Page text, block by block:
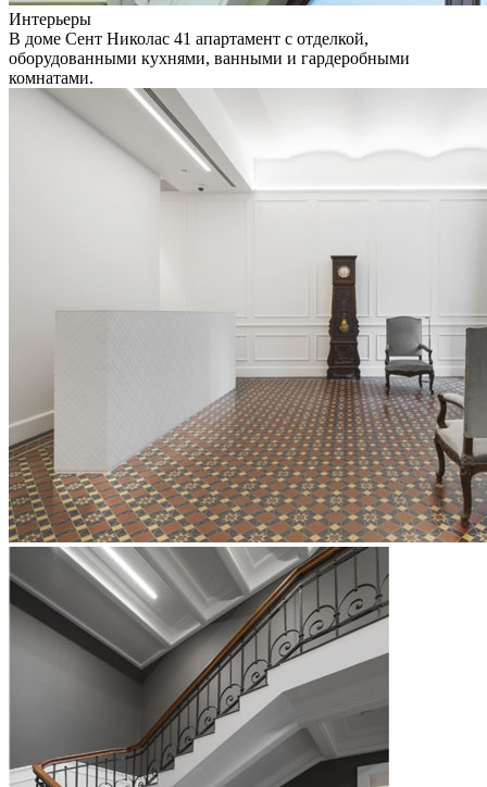
Интерьеры
В доме Сент Николас 41 апартамент с отделкой,
оборудованными кухнями, ванными и гардеробными
комнатами.